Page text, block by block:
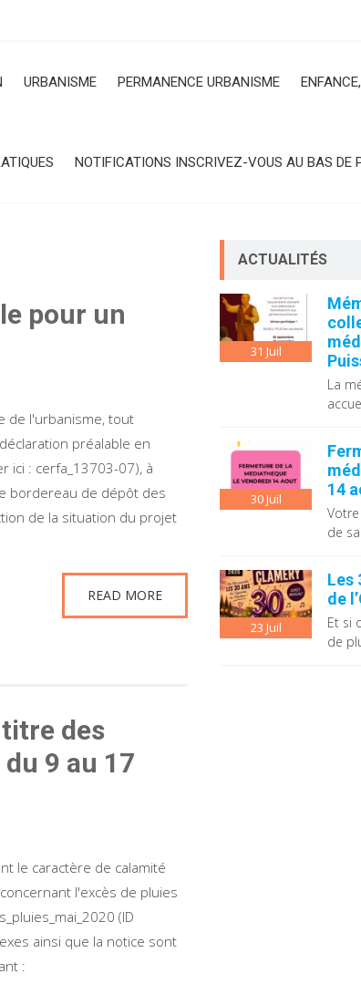
URBANISME PERMANENCE URBANISME
NOTIFICATIONS INSCRIVEZ-VOUS AU BAS DE
pour un
de l'urbanisme, tout
préalable en
ici : cerfa_13703-07), à
bordereau de dépôt des
de la situation du projet
READ MORE
des
9 au 17
le caractère de calamité
l'excès de pluies
(ID
ainsi que la notice sont
:
ACTUALITÉS
31 Juil
La
30Juil
14
de
23 Juil
Les
de
Et si
de